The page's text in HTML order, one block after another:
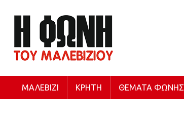
ΜΑΛΕΒΊΖΙ ΚΡΉΤΗ ΘΈΜΑΤΑ ΦΩΝΉΣ